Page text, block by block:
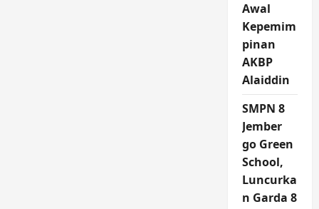
Awal
Kepemim
pinan
AKBP
Alaiddin
SMPN 8
Jember
go Green
School,
Luncurka
n Garda 8